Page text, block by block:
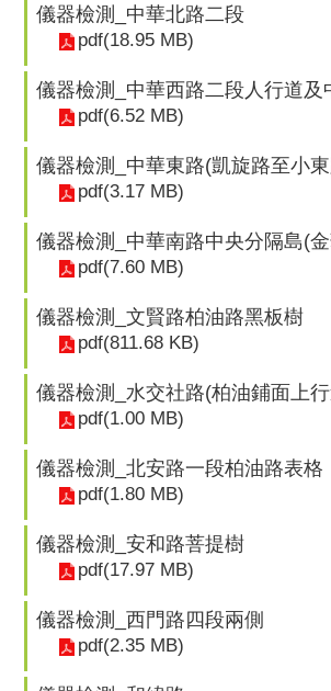
儀器檢測_中華北路二段
pdf(18.95 MB)
儀器檢測_中華西路二段人行道及
pdf(6.52 MB)
儀器檢測_中華東路(凱旋路至小
pdf(3.17 MB)
儀器檢測_中華南路中央分隔島(
pdf(7.60 MB)
儀器檢測_文賢路柏油路黑板樹
pdf(811.68 KB)
儀器檢測_水交社路(柏油鋪面上
pdf(1.00 MB)
儀器檢測_北安路一段柏油路表格
pdf(1.80 MB)
儀器檢測_安和路菩提樹
pdf(17.97 MB)
儀器檢測_西門路四段兩側
pdf(2.35 MB)